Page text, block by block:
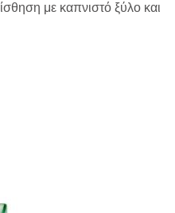
με καπνιστό ξύλο και